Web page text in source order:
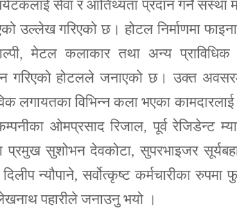
सेवा र आतिथ्यता प्रदान गर्ने संस्था
उल्लेख गरिएको छ। होटल निर्माणमा
मेटल कलाकार तथा अन्य
गरिएको होटलले जनाएको छ। उक्त
लगायतका विभिन्न कला भएका
ओमप्रसाद रिजाल, पूर्व रेजिडेन्ट
सुशोभन देवकोटा, सुपरभाइजर
न्यौपाने, सर्वोत्कृष्ट कर्मचारीका
पहारीले जनाउनु भयो ।